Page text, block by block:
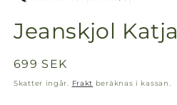
Jeanskjol Katja
Ordinarie
pris
699 SEK
Skatter ingår. Frakt beräknas i kassan.